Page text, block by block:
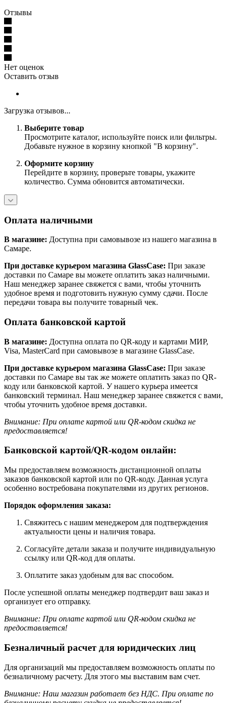
Отзывы
Нет оценок
Оставить отзыв
Загрузка отзывов...
Выберите товар
Просмотрите каталог, используйте поиск или фильтры.
Добавьте нужное в корзину кнопкой "В корзину".
Оформите корзину
Перейдите в корзину, проверьте товары, укажите
количество. Сумма обновится автоматически.
Оплата наличными
В магазине: Доступна при самовывозе из нашего магазина в
Самаре.
При доставке курьером магазина GlassCase: При заказе
доставки по Самаре вы можете оплатить заказ наличными.
Наш менеджер заранее свяжется с вами, чтобы уточнить
удобное время и подготовить нужную сумму сдачи. После
передачи товара вы получите товарный чек.
Оплата банковской картой
В магазине: Доступна оплата по QR-коду и картами МИР,
Visa, MasterCard при самовывозе в магазине GlassCase.
При доставке курьером магазина GlassCase: При заказе
доставки по Самаре вы так же можете оплатить заказ по QR-
коду или банковской картой. У нашего курьера имеется
банковский терминал. Наш менеджер заранее свяжется с вами,
чтобы уточнить удобное время доставки.
Внимание: При оплате картой или QR-кодом скидка не
предоставляется!
Банковской картой/QR-кодом онлайн:
Мы предоставляем возможность дистанционной оплаты
заказов банковской картой или по QR-коду. Данная услуга
особенно востребована покупателями из других регионов.
Порядок оформления заказа:
Свяжитесь с нашим менеджером для подтверждения
актуальности цены и наличия товара.
Согласуйте детали заказа и получите индивидуальную
ссылку или QR-код для оплаты.
Оплатите заказ удобным для вас способом.
После успешной оплаты менеджер подтвердит ваш заказ и
организует его отправку.
Внимание: При оплате картой или QR-кодом скидка не
предоставляется!
Безналичный расчет для юридических лиц
Для организаций мы предоставляем возможность оплаты по
безналичному расчету. Для этого мы выставим вам счет.
Внимание: Наш магазин работает без НДС. При оплате по